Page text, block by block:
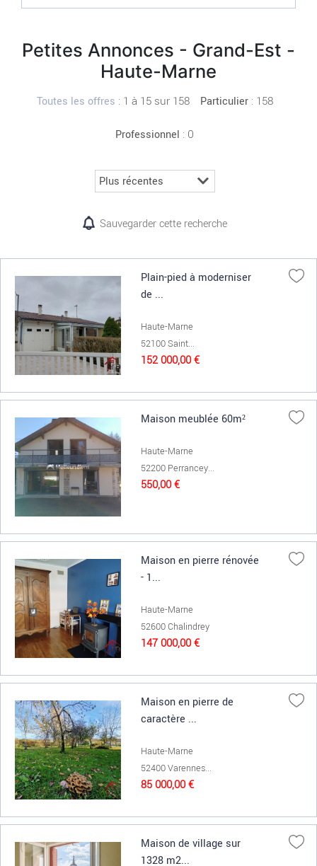
Petites Annonces - Grand-Est -
Haute-Marne
Toutes les offres : 1 à 15 sur 158 Particulier: 158
Professionnel : 0
Sauvegarder cette recherche
Plain-pied à moderniser
de ...
Haute-Marne
52100 Saint...
152 000,00 €
Maison meublée 60m²
Haute-Marne
52200 Perrancey...
550,00 €
Maison en pierre rénovée
- 1...
Haute-Marne
52600 Chalindrey
147 000,00 €
Maison en pierre de
caractère ...
Haute-Marne
52400 Varennes...
85 000,00 €
Maison de village sur
1328 m2...